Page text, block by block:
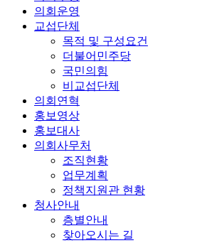
의회운영
교섭단체
목적 및 구성요건
더불어민주당
국민의힘
비교섭단체
의회연혁
홍보영상
홍보대사
의회사무처
조직현황
업무계획
정책지원관 현황
청사안내
층별안내
찾아오시는 길